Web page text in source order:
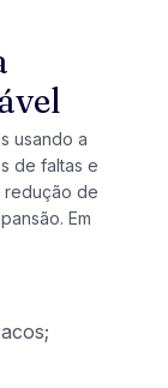
usando a
de faltas e
redução de
Em